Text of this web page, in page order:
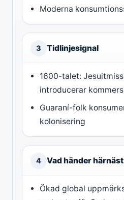
Moderna
3 Tidlinjesignal
1600-talet:
introducerar
Guaraní-folk
kolonisering
4 Vad händer härnäst
Ökad global